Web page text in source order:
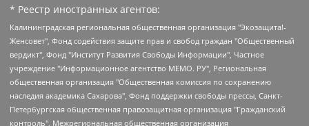
* Реестр иностранных агентов:
Калининградская региональная общественная организация "Экозащита!-Женсовет", Фонд содействия защите прав и свобод граждан "Общественный вердикт", Фонд "Институт Развития Свободы Информации", Частное учреждение "Информационное агентство МЕМО. РУ", Региональная общественная организация "Общественная комиссия по сохранению наследия академика Сахарова", Фонд поддержки свободы прессы, Санкт-Петербургская общественная правозащитная организация "Гражданский контроль", Межрегиональная общественная организация "Информационно-просветительский центр "Мемориал", Региональный Фонд "Центр Защиты Прав Средств Массовой Информации", с 05.12.2023 Фонд "Центр Защиты Прав Средств массовой информации", Региональная общественная благотворительная организация помощи беженцам и мигрантам "Гражданское содействие", Негосударственное образовательное учреждение дополнительного профессионального образования (повышение квалификации) специалистов "АКАДЕМИЯ ПО ПРАВАМ ЧЕЛОВЕКА", Свердловская региональная общественная организация "Сутяжник", Автономная некоммерческая организация "Центр независимых социологических исследований", Союз общественных объединений "Российский исследовательский центр по правам человека", Региональное общественное учреждение научно-информационный центр "МЕМОРИАЛ", Некоммерческая организация "Фонд защиты гласности", Автономная некоммерческая организация "Институт прав человека", Городская общественная организация "Екатеринбургское общество "МЕМОРИАЛ", Городская общественная организация "Рязанское историко-просветительское и правозащитное общество "Мемориал" (Рязанский Мемориал), Челябинский региональный орган общественной самодеятельности – женское общественное объединение "Женщины Евразии", Челябинский региональный орган общественной самодеятельности "Уральская правозащитная группа", Фонд содействия защите здоровья и социальной справедливости имени Андрея Рылькова, Автономная Некоммерческая Организация "Аналитический Центр Юрия Левады", Автономная некоммерческая организация социальной поддержки населения "Проект Апрель", Региональная общественная организация помощи женщинам и детям, находящимся в кризисной ситуации "Информационно-методический центр "Анна", Фонд содействия развитию массовых коммуникаций и правовому просвещению "Так-так-Так", Фонд содействия устойчивому развитию "Серебряная тайга", Свердловский региональный общественный фонд социальных проектов "Новое время", "Idel.Реалии", Кавказ.Реалии, Крым.Реалии, Телеканал Настоящее Время, Татаро-башкирская служба Радио Свобода (Azatliq Radiosi), Радио Свободная Европа/Радио Свобода (PCE/PC), "Сибирь.Реалии", "Фактограф", Благотворительный фонд помощи осужденным и их семьям, Автономная некоммерческая организация "Институт глобализации и социальных движений", Фонд "В защиту прав заключенных", Частное учреждение "Центр поддержки и содействия развитию средств массовой информации", Пензенский региональный общественный благотворительный фонд "Гражданский союз", "Север.Реалии", Некоммерческая организация Фонд "Правовая инициатива", Общество с ограниченной ответственностью "Радио Свободная Европа/Радио Свобода", Чешское информационное агентство "MEDIUM-ORIENT", Красноярская региональная общественная организация "Мы против СПИДа", Камалягин Денис Николаевич, Маркелов Сергей Евгеньевич, Пономарев Лев Александрович, Савицкая Людмила Алексеевна, Автономная некоммерческая организация "Центр по работе с проблемой насилия "НАСИЛИЮ.НЕТ", Межрегиональный профессиональный союз работников здравоохранения "Альянс врачей", Юридическое лицо, зарегистрированное в Латвийской Республике, SIA "Medusa Project" (регистрационный номер 40103797863, дата регистрации 10.06.2014), Некоммерческая организация "Фонд по борьбе с коррупцией", Автономная некоммерческая организация "Институт права и публичной политики", Баданин Роман Сергеевич, Гликин Максим Александрович, Железнова Мария Михайловна, Лукьянова Юлия Сергеевна, Маетная Елизавета Витальевна, Маняхин Петр Борисович, Чуракова Ольга Владимировна, Ярош Юлия Петровна, Юридическое лицо "The Insider SIA", зарегистрированное в Риге, Латвийская Республика (дата регистрации 26.06.2015), являющееся администратором доменного имени интернет-издания "The Insider SIA", https://theins.ru, Постернак Алексей Евгеньевич, Рубин Михаил Аркадьевич, Анин Роман Александрович, Юридическое лицо Istories fonds, зарегистрированное в Латвийской Республике (регистрационный номер 50008295751, дата регистрации 24.02.2020), Великовский Дмитрий Александрович, Долинина Ирина Николаевна, Мароховская Алеся Алексеевна, Шлейнов Роман Юрьевич, Шмагун Олеся Валентиновна, Общество с ограниченной ответственностью "Альтаир 2021", Общество с ограниченной ответственностью "Вега 2021", Общество с ограниченной ответственностью "Главный редактор 2021", Общество с ограниченной ответственностью "Ромашки монолит", Важенков Артем Валерьевич, Ивановская областная общественная организация "Центр гендерных исследований", Гурман Юрий Альбертович, Медиапроект "ОВД-Инфо", Егоров Владимир Владимирович, Жилинский Владимир Александрович, Общество с ограниченной ответственностью "ЗП", Иванова София Юрьевна, Карезина Инна Павловна, Кильтау Екатерина Викторовна, Петров Алексей Викторович, Пискунов Сергей Евгеньевич, Смирнов Сергей Сергеевич, Тихонов Михаил Сергеевич, Общество с ограниченной ответственностью "ЖУРНАЛИСТ-ИНОСТРАННЫЙ АГЕНТ", Арапова Галина Юрьевна, Вольтская Татьяна Анатольевна, Американская компания "Mason G.E.S. Anonymous Foundation" (США), являющаяся владельцем интернет-издания https://mnews.world/, Компания "Stichting Bellingcat", зарегистрированная в Нидерландах (дата регистрации 11.07.2018), Захаров Андрей Вячеславович, Клепиковская Екатерина Дмитриевна, Общество с ограниченной ответственностью "МЕМО", Перл Роман Александрович, Симонов Евгений Алексеевич, Соловьева Елена Анатольевна, Сотников Даниил Владимирович, Сурначева Елизавета Дмитриевна, Автономная некоммерческая организация по защите прав человека и информированию населения "Якутия – Наше Мнение", Общество с ограниченной ответственностью "Москоу диджитал медиа", с 26.01.2023 Общество с ограниченной ответственностью "Чайка Белые сады", Ветошкина Валерия Валерьевна, Заговора Максим Александрович, Межрегиональное общественное движение "Российская ЛГБТ - сеть", Оленичев Максим Владимирович, Павлов Иван Юрьевич, Скворцова Елена Сергеевна, Общество с ограниченной ответственностью "Как бы инагент", Кочетков Игорь Викторович, Общество с ограниченной ответственностью "Честные выборы", Еланчик Олег Александрович, Общество с ограниченной ответственностью "Нобелевский призыв", Гималова Регина Эмилевна, Григорьев Андрей Валерьевич, Григорьева Алина Александровна, Ассоциация по содействию защите прав призывников, альтернативнослужащих и военнослужащих "Правозащитная группа "Гражданин.Армия.Право", Хисамова Регина Фаритовна, Автономная некоммерческая организация по реализации социально-правовых программ "Лилит", Дальневосточное общественное движение "Маяк", Санкт-Петербургская ЛГБТ-инициативная группа "Выход", Инициативная группа ЛГБТ+ "Реверс", Алексеев Андрей Викторович, Бекбулатова Таисия Львовна, Беляев Иван Михайлович, Владыкина Елена Сергеевна, Гельман Марат Александрович, Никульшина Вероника Юрьевна, Толоконникова Надежда Андреевна, Шендерович Виктор Анатольевич, Общество с ограниченной ответственностью "Данное сообщение", Общество с ограниченной ответственностью Издательский дом "Новая глава", Айнбиндер Александра Александровна, Московский комьюнити-центр для ЛГБТ+инициатив, Благотворительный фонд развития филантропии, Deutsche Welle (Германия, Kurt-Schumacher-Strasse 3, 53113 Bonn), Борзунова Мария Михайловна, Воробьев Виктор Викторович, Голубева Анна Львовна, Константинова Алла Михайловна, Малкова Ирина Владимировна, Мурадов Мурад Абдулгалимович, Осетинская Елизавета Николаевна, Понасенков Евгений Николаевич, Ганапольский Матвей Юрьевич, Киселев Евгений Алексеевич, Борухович Ирина Григорьевна, Дремин Иван Тимофеевич, Дубровский Дмитрий Викторович, Красноярская региональная общественная организация поддержки и развития альтернативных образовательных технологий и межкультурных коммуникаций "ИНТЕРРА", Маяковская Екатерина Алексеевна, Фейгин Марк Захарович, Филимонов Андрей Викторович, Дзугкоева Регина Николаевна, Доброхотов Роман Александрович, Дудь Юрий Александрович, Елкин Сергей Владимирович, Кругликов Кирилл Игоревич, Сабунаева Мария Леонидовна, Семенов Алексей Владимирович, Шаинян Карен Багратович, Шульман Екатерина Михайловна, Асафьев Артур Валерьевич, Вахштайн Виктор Семенович, Венедиктов Алексей Алексеевич, Лушникова Екатерина Евгеньевна, Волков Леонид Михайлович, Невзоров Александр Глебович, Пархоменко Сергей Борисович, Сироткин Ярослав Николаевич, Кара-Мурза Владимир Владимирович, Баранова Наталья Владимировна, Гозман Леонид Яковлевич, Кагарлицкий Борис Юльевич, Климарев Михаил Валерьевич, Милов Владимир Станиславович, Автономная некоммерческая организация Краснодарский центр современного искусства "Типография", Моргенштерн Алишер Тагирович, Соболь Любовь Эдуардовна, Общество с ограниченной ответственностью "ЛИЗА НОРМ", Каспаров Гарри Кимович, Ходорковский Михаил Борисович, Общество с ограниченной ответственностью "Апрельские тезисы", Данилович Ирина Брониславовна, Кашин Олег Владимирович, Петров Николай Владимирович, Пивоваров Алексей Владимирович, Соколов Михаил Владимирович, Цветкова Юлия Владимировна, Чичваркин Евгений Александрович, Комитет против пыток/Команда против пыток, Общество с ограниченной ответственностью "Первый научный", Общество с ограниченной ответственностью "Вертолет и ко", Белоцерковская Вероника Борисовна, Кац Максим Евгеньевич, Лазарева Татьяна Юрьевна, Шаведдинов Руслан Табризович, Яшин Илья Валерьевич, Общество с ограниченной ответственностью "Иноагент ААВ", Алешковский Дмитрий Петрович, Альбац Евгения Марковна, Быков Дмитрий Львович, Галямина Юлия Евгеньевна, Лойко Сергей Леонидович, Мартынов Кирилл Константинович, Медведев Сергей Александрович, Крашенинников Федор Геннадиевич, Гордеева Катерина Вл